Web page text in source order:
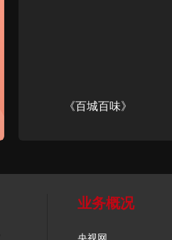
《百城百味》
业务概况